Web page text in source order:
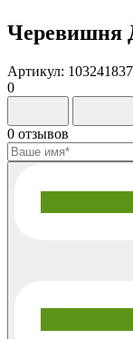
Черевишня
Артикул: 103241837
0
0 отзывов